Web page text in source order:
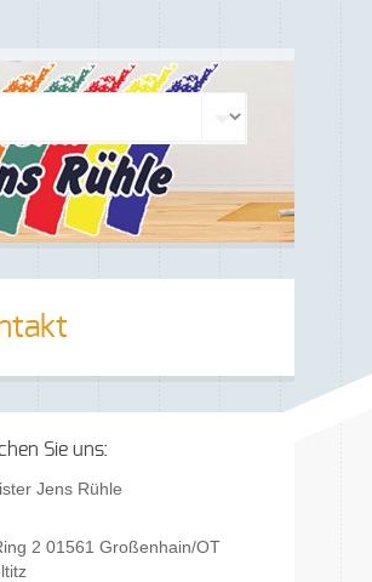
Sie uns:
Jens Rühle
2 01561 Großenhain/OT